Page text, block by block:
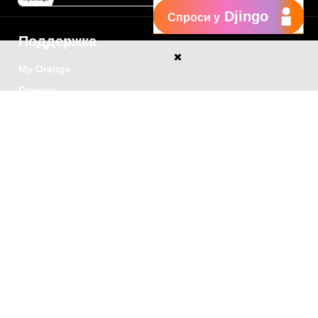
Поддержка
My Orange
Помощь
Спроси у Djingo